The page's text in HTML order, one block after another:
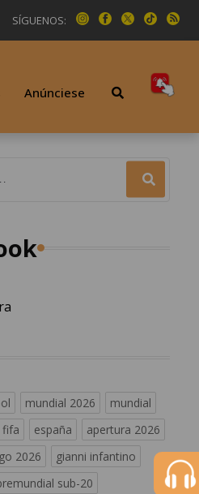
SÍGUENOS:
Anúnciese
mundial 2026
mundial
fifa españa
apertura 2026
2026
gianni infantino
sub-20